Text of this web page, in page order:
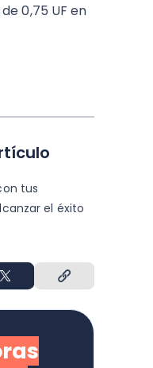
0,75 UF en
tus
el éxito